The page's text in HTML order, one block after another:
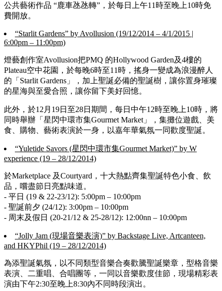
公共藝術作品 “鹿車氹氹轉”，於每日上午11時至晚上10時免
費開放。
“Starlit Gardens” by Avollusion (19/12/2014 – 4/1/2015 |
6:00pm – 11:00pm)
燈藝創作室Avollusion把PMQ 的Hollywood Garden及4樓的
Plateau空中花園，於每晚6時至11時，搖身一變成為浪漫醉人
的「Starlit Gardens」，加上聖誕必備的聖誕樹，讓你置身璀璨
的星海與至愛合照，讓你留下美好回憶。
此外，於12月19日至28日期間，每日中午12時至晚上10時，將
同時舉辦「星閃中環市集Gourmet Market」，集攤位遊戲、美
食、購物、藝術表演於一身，以嘉年華氣氛一同歡度聖誕。
“Yuletide Savors (星閃中環市集Gourmet Market)” by W
experience (19 – 28/12/2014)
於Marketplace 及Courtyard，十大熱點齊集聖誕特色小食、飲
品，嚐盡節日亮點味道。
- 平日 (19 & 22-23/12): 5:00pm – 10:00pm
- 聖誕前夕 (24/12): 3:00pm – 10:00pm
- 周末及假日 (20-21/12 & 25-28/12): 12:00nn – 10:00pm
“Jolly Jam (現場音樂表演)” by Backstage Live, Artcanteen,
and HKYPhil (19 – 28/12/2014)
為添聖誕氣氛，以不同類型音樂合奏歡騰聖誕樂章，型格音樂
表演、二重唱、合唱團等，一同以音樂歡度佳節，現場精彩表
演由下午2:30至晚上8:30內不同時段演出。